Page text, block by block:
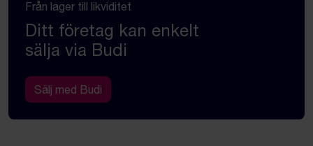
Från lager till likviditet
Ditt företag kan enkelt
sälja via Budi
Sälj med Budi